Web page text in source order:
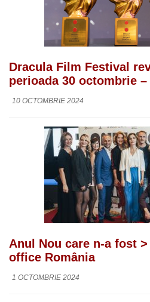
Dracula Film Festival
perioada 30 octombrie
10 OCTOMBRIE 2024
Anul Nou care n-a fost
office România
1 OCTOMBRIE 2024